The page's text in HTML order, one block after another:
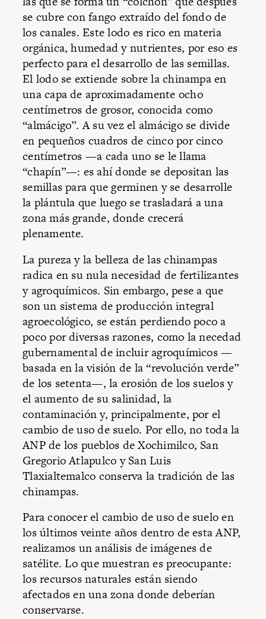
se cubre con fango extraído del fondo de
los canales. Este lodo es rico en materia
orgánica, humedad y nutrientes, por eso es
perfecto para el desarrollo de las semillas.
El lodo se extiende sobre la chinampa en
una capa de aproximadamente ocho
centímetros de grosor, conocida como
“almácigo”. A su vez el almácigo se divide
en pequeños cuadros de cinco por cinco
centímetros —a cada uno se le llama
“chapín”—: es ahí donde se depositan las
semillas para que germinen y se desarrolle
la plántula que luego se trasladará a una
zona más grande, donde crecerá
plenamente.
La pureza y la belleza de las chinampas
radica en su nula necesidad de fertilizantes
y agroquímicos. Sin embargo, pese a que
son un sistema de producción integral
agroecológico, se están perdiendo poco a
poco por diversas razones, como la necedad
gubernamental de incluir agroquímicos —
basada en la visión de la “revolución verde”
de los setenta—, la erosión de los suelos y
el aumento de su salinidad, la
contaminación y, principalmente, por el
cambio de uso de suelo. Por ello, no toda la
ANP de los pueblos de Xochimilco, San
Gregorio Atlapulco y San Luis
Tlaxialtemalco conserva la tradición de las
chinampas.
Para conocer el cambio de uso de suelo en
los últimos veinte años dentro de esta ANP,
realizamos un análisis de imágenes de
satélite. Lo que muestran es preocupante:
los recursos naturales están siendo
afectados en una zona donde deberían
conservarse.